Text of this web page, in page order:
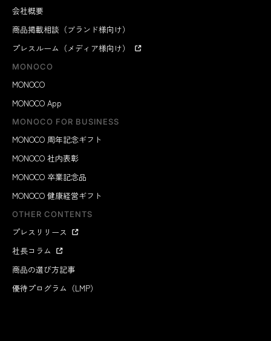
会社概要
商品掲載相談（ブランド様向け）
プレスルーム（メディア様向け）
MONOCO
MONOCO
MONOCO App
MONOCO FOR BUSINESS
MONOCO 周年記念ギフト
MONOCO 社内表彰
MONOCO 卒業記念品
MONOCO 健康経営ギフト
OTHER CONTENTS
プレスリリース
社長コラム
商品の選び方記事
優待プログラム（LMP）